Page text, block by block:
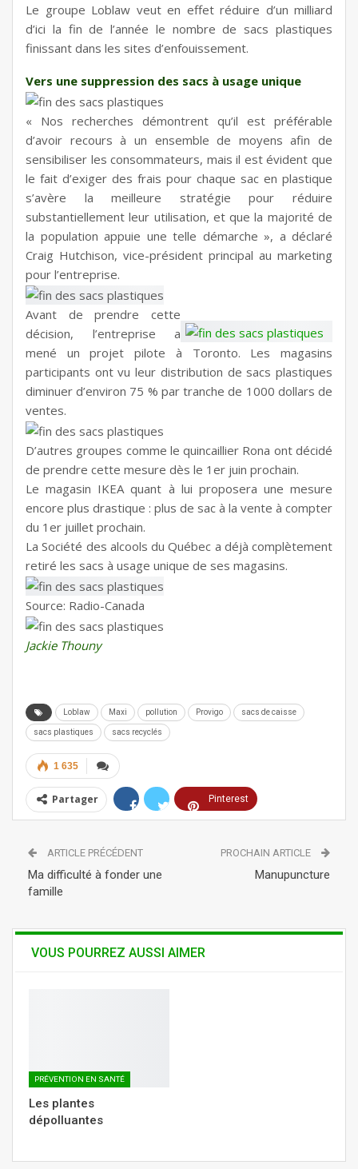
Le groupe Loblaw veut en effet réduire d’un milliard
d’ici la fin de l’année le nombre de sacs plastiques
finissant dans les sites d’enfouissement.
Vers une suppression des sacs à usage unique
« Nos recherches démontrent qu’il est préférable
d’avoir recours à un ensemble de moyens afin de
sensibiliser les consommateurs, mais il est évident que
le fait d’exiger des frais pour chaque sac en plastique
s’avère la meilleure stratégie pour réduire
substantiellement leur utilisation, et que la majorité de
la population appuie une telle démarche », a déclaré
Craig Hutchison, vice-président principal au marketing
pour l’entreprise.
Avant de prendre cette
décision, l’entreprise a
mené un projet pilote à Toronto. Les magasins
participants ont vu leur distribution de sacs plastiques
diminuer d’environ 75 % par tranche de 1000 dollars de
ventes.
D’autres groupes comme le quincaillier Rona ont décidé
de prendre cette mesure dès le 1er juin prochain.
Le magasin IKEA quant à lui proposera une mesure
encore plus drastique : plus de sac à la vente à compter
du 1er juillet prochain.
La Société des alcools du Québec a déjà complètement
retiré les sacs à usage unique de ses magasins.
Source: Radio-Canada
Jackie Thouny
Loblaw Maxi pollution Provigo sacs de caisse
sacs plastiques sacs recyclés
1 635
Partager Pinterest
Tumblr Telegram WhatsApp
ARTICLE PRÉCÉDENT
Ma difficulté à fonder une
famille
PROCHAIN ARTICLE
Manupuncture
VOUS POURREZ AUSSI AIMER
PRÉVENTION EN SANTÉ
Les plantes
dépolluantes